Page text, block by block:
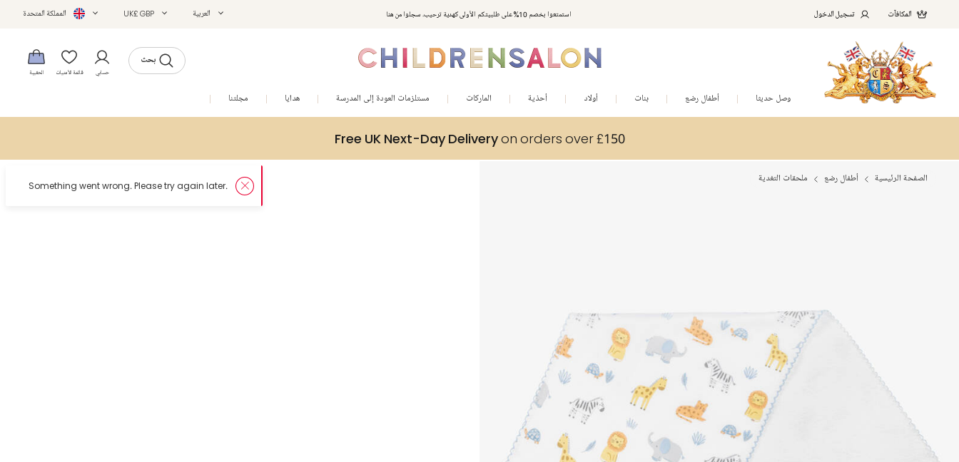
استمتعوا بخصم 10% على طلبيتكم الأولى كهدية ترحيب. سجلوا من هنا المكافآت تسجيل الدخول العربية UK£ GBP المملكة المتحدة
بحث
حسابي قائمة الأمنيات الحقيبة
وصل حديثا أطفال رضع بنات أولاد أحذية الماركات مستلزمات العودة إلى المدرسة هدايا مجلتنا
Free UK Next-Day Deliveryon orders over £150
الصفحة الرئيسية أطفال رضع ملحقات التغدية